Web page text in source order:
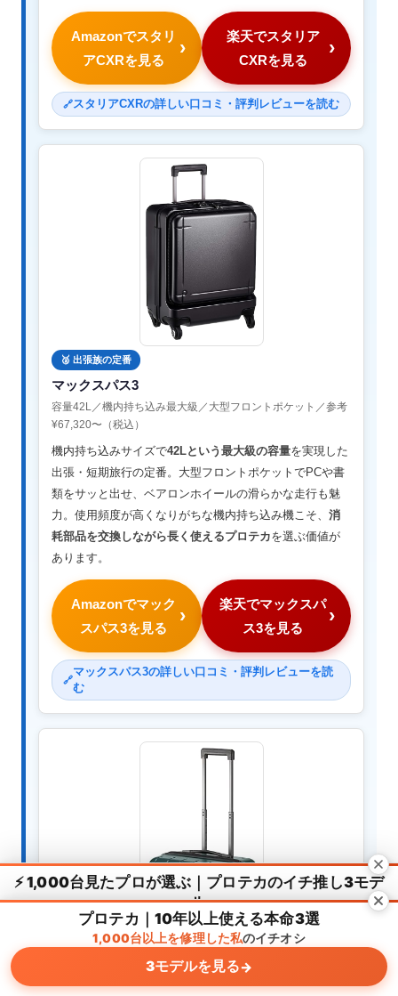
Amazonでスタリ
アCXRを見る
楽天でスタリア
CXRを見る
スタリアCXRの詳しい口コミ・評判レビューを読む
🥈 出張族の定番
マックスパス3
容量42L／機内持ち込み最大級／大型フロントポケット／参考
¥67,320〜（税込）
機内持ち込みサイズで42Lという最大級の容量を実現した
出張・短期旅行の定番。大型フロントポケットでPCや書
類をサッと出せ、ベアロンホイールの滑らかな走行も魅
力。使用頻度が高くなりがちな機内持ち込み機こそ、 消
耗部品を交換しながら長く使えるプロテカを選ぶ価値が
あります。
Amazonでマック
スパス3を見る
楽天でマックスパ
ス3を見る
マックスパス3の詳しい口コミ・評判レビューを読
む
メニュー ホーム 検索 トップ サイドバー
⚡ 1,000台見たプロが選ぶ｜プロテカのイチ推し3モデ
ル
日本製×10年保証｜部品交換で長寿命｜スタリアCXR・マックスパ
ス3他
3モデルを見る→
プロテカ｜10年以上使える本命3選
1,000台以上を修理した私のイチオシ
3モデルを見る→